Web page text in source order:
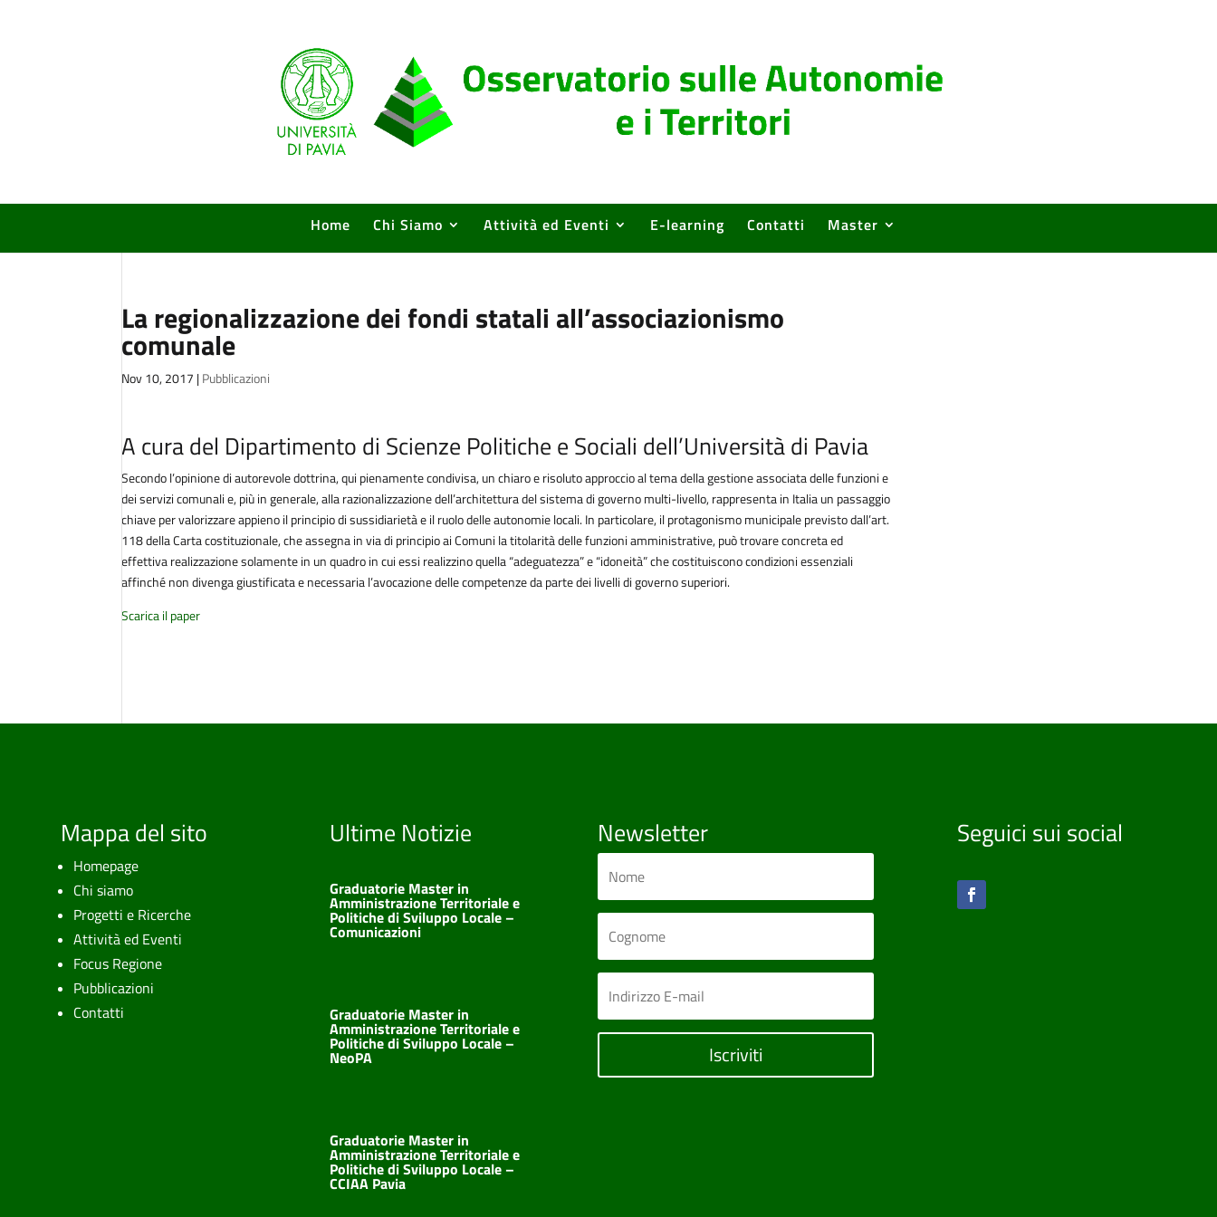
Home Chi Siamo Attività ed Eventi E-learning Contatti Master
La regionalizzazione dei fondi statali all’associazionismo
comunale
Nov 10, 2017 |Pubblicazioni
A cura del Dipartimento di Scienze Politiche e Sociali dell’Università di Pavia
Secondo l’opinione di autorevole dottrina, qui pienamente condivisa, un chiaro e risoluto approccio al tema della gestione associata delle funzioni e
dei servizi comunali e, più in generale, alla razionalizzazione dell’architettura del sistema di governo multi-livello, rappresenta in Italia un passaggio
chiave per valorizzare appieno il principio di sussidiarietà e il ruolo delle autonomie locali. In particolare, il protagonismo municipale previsto dall’art.
118 della Carta costituzionale, che assegna in via di principio ai Comuni la titolarità delle funzioni amministrative, può trovare concreta ed
effettiva realizzazione solamente in un quadro in cui essi realizzino quella “adeguatezza” e “idoneità” che costituiscono condizioni essenziali
affinché non divenga giustificata e necessaria l’avocazione delle competenze da parte dei livelli di governo superiori.
Scarica il paper
Mappa del sito
Homepage
Chi siamo
Progetti e Ricerche
Attività ed Eventi
Focus Regione
Pubblicazioni
Contatti
Ultime Notizie
Graduatorie Master in
Amministrazione Territoriale e
Politiche di Sviluppo Locale –
Comunicazioni
Graduatorie Master in
Amministrazione Territoriale e
Politiche di Sviluppo Locale –
NeoPA
Graduatorie Master in
Amministrazione Territoriale e
Politiche di Sviluppo Locale –
CCIAA Pavia
Newsletter
Iscriviti
Seguici sui social